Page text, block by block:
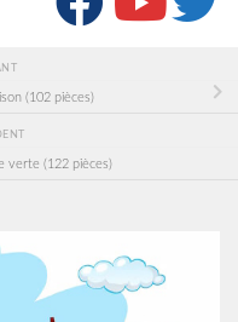
(102 pièces)
verte (122 pièces)